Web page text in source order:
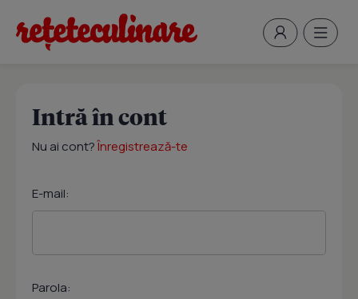
Intră în cont
Nu ai cont?Înregistrează-te
E-mail:
Parola: